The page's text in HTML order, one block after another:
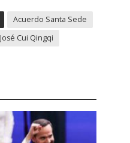
Acuerdo Santa Sede
José Cui Qingqi